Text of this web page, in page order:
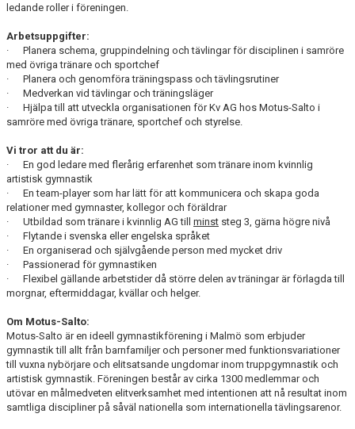
SUPPORTERMEDLEM
TÄVLINGAR
ledande roller i föreningen.
Arbetsuppgifter:
· Planera schema, gruppindelning och tävlingar för disciplinen i samröre
med övriga tränare och sportchef
· Planera och genomföra träningspass och tävlingsrutiner
· Medverkan vid tävlingar och träningsläger
· Hjälpa till att utveckla organisationen för Kv AG hos Motus-Salto i
samröre med övriga tränare, sportchef och styrelse.
Vi tror att du är:
· En god ledare med flerårig erfarenhet som tränare inom kvinnlig
artistisk gymnastik
· En team-player som har lätt för att kommunicera och skapa goda
relationer med gymnaster, kollegor och föräldrar
· Utbildad som tränare i kvinnlig AG till minst steg 3, gärna högre nivå
· Flytande i svenska eller engelska språket
· En organiserad och självgående person med mycket driv
· Passionerad för gymnastiken
· Flexibel gällande arbetstider då större delen av träningar är förlagda till
morgnar, eftermiddagar, kvällar och helger.
Om Motus-Salto:
Motus-Salto är en ideell gymnastikförening i Malmö som erbjuder
gymnastik till allt från barnfamiljer och personer med funktionsvariationer
till vuxna nybörjare och elitsatsande ungdomar inom truppgymnastik och
artistisk gymnastik. Föreningen består av cirka 1300 medlemmar och
utövar en målmedveten elitverksamhet med intentionen att nå resultat inom
samtliga discipliner på såväl nationella som internationella tävlingsarenor.